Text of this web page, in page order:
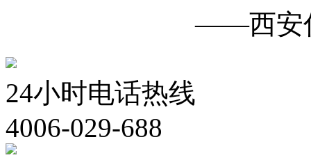
白癜风诊疗中心——西安
24小时电话热线
4006-029-688